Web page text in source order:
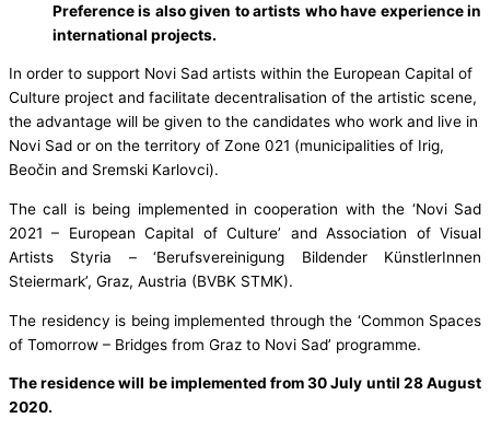
Preference is also given to artists who have experience in
international projects.
In order to support Novi Sad artists within the European Capital of
Culture project and facilitate decentralisation of the artistic scene,
the advantage will be given to the candidates who work and live in
Novi Sad or on the territory of Zone 021 (municipalities of Irig,
Beočin and Sremski Karlovci).
The call is being implemented in cooperation with the ‘Novi Sad
2021 – European Capital of Culture’ and Association of Visual
Artists Styria – ‘Berufsvereinigung Bildender KünstlerInnen
Steiermark’, Graz, Austria (BVBK STMK).
The residency is being implemented through the ‘Common Spaces
of Tomorrow – Bridges from Graz to Novi Sad’ programme.
The residence will be implemented from 30 July until 28 August
2020.